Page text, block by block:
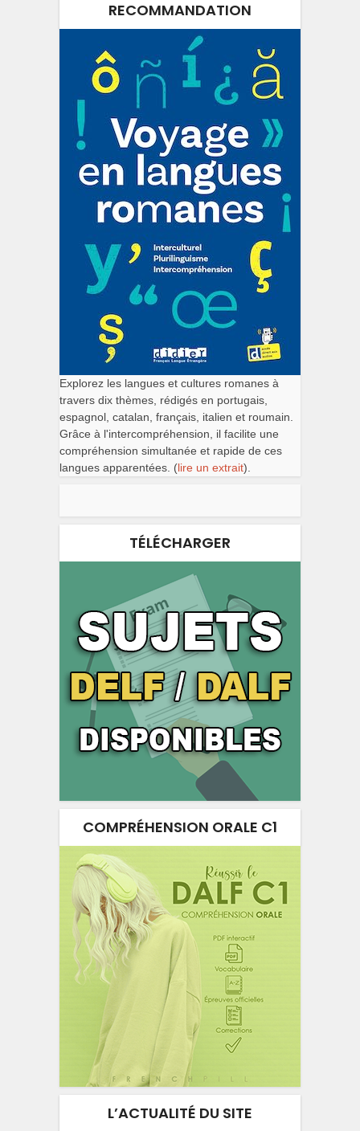
RECOMMANDATION
Explorez les langues et cultures romanes à
travers dix thèmes, rédigés en portugais,
espagnol, catalan, français, italien et roumain.
Grâce à l'intercompréhension, il facilite une
compréhension simultanée et rapide de ces
langues apparentées. (lire un extrait).
TÉLÉCHARGER
COMPRÉHENSION ORALE C1
L’ACTUALITÉ DU SITE